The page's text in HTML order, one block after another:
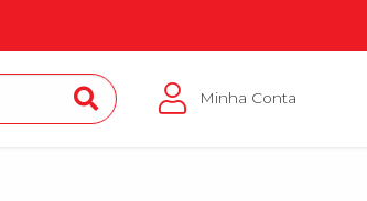
Minha Conta